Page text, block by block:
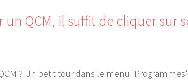
un QCM, il suffit de cliquer sur
? Un petit tour dans le menu